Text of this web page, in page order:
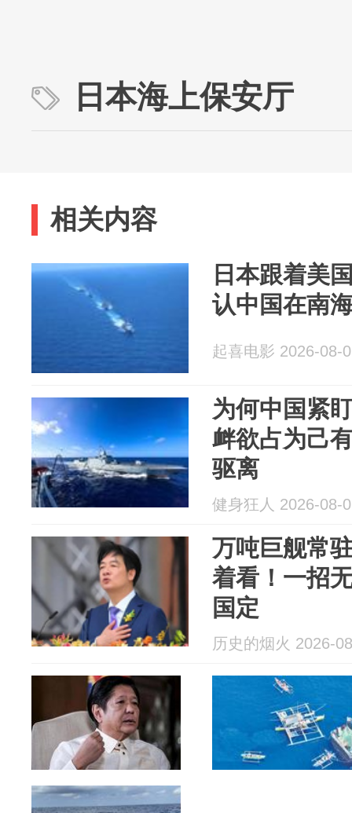
日本海上保安厅
相关内容
日本跟着美
认中国在南
起喜电影 2026-08-
为何中国紧
衅欲占为己
驱离
健身狂人 2026-08-
万吨巨舰常
着看！一招
国定
历史的烟火 2026-